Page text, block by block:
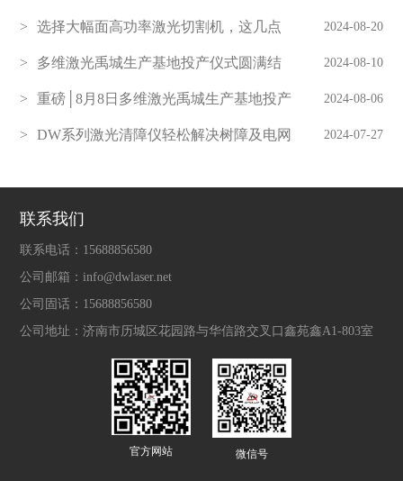
优势选择大幅面高功率激光切割机，这几点
务必重视
2024-08-20
多维激光禹城生产基地投产仪式圆满结
束
2024-08-10
重磅│8月8日多维激光禹城生产基地投产
仪式邀您见证
2024-08-06
DW系列激光清障仪轻松解决树障及电网 2024-07-27
联系我们
联系电话： 15688856580
公司邮箱： info@dwlaser.net
公司固话： 15688856580
公司地址：济南市历城区花园路与华信路交叉口鑫苑鑫A1-803室
官方网站 微信号